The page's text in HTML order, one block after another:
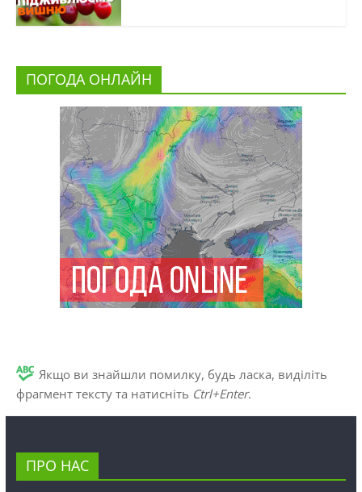
ПОГОДА ОНЛАЙН
Якщо ви знайшли помилку, будь ласка, виділіть
фрагмент тексту та натисніть Ctrl+Enter.
ПРО НАС